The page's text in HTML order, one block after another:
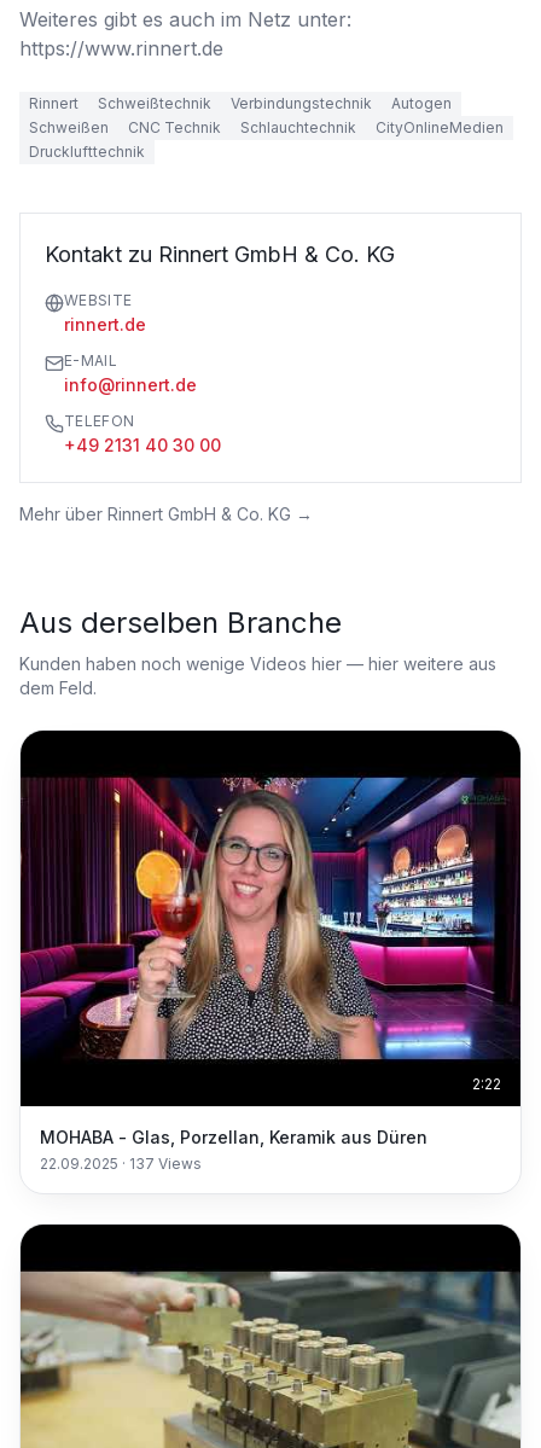
Weiteres gibt es auch im Netz unter:
https://www.rinnert.de
Rinnert Schweißtechnik Verbindungstechnik
Autogen
Schweißen
CNC Technik Schlauchtechnik
CityOnlineMedien
Drucklufttechnik
Kontakt zu Rinnert GmbH & Co. KG
WEBSITE
rinnert.de
E-MAIL
info@rinnert.de
TELEFON
+49 2131 40 30 00
Mehr über Rinnert GmbH & Co. KG →
Aus derselben Branche
Kunden haben noch wenige Videos hier — hier weitere aus
dem Feld.
2:22
MOHABA - Glas, Porzellan, Keramik aus Düren
22.09.2025 · 137 Views